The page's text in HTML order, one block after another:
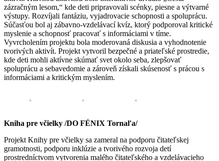
zázračným lesom,“ kde deti pripravovali scénky, piesne a výtvarné
výstupy. Rozvíjali fantáziu, vyjadrovacie schopnosti a spoluprácu.
Súčasťou bol aj zábavno-vzdelávací kvíz, ktorý podporoval kritické
myslenie a schopnosť pracovať s informáciami v tíme.
Vyvrcholením projektu bola moderovaná diskusia a vyhodnotenie
tvorivých aktivít. Projekt vytvoril bezpečné a priateľské prostredie,
kde deti mohli aktívne skúmať svet okolo seba, zlepšovať
spoluprácu a sebavedomie a zároveň získali skúsenosť s prácou s
informáciami a kritickým myslením.
Kniha pre včielky /DO FÉNIX Tornaľa/
Projekt Knihy pre včielky sa zameral na podporu čitateľskej
gramotnosti, podporu inklúzie a tvorivého rozvoja detí
prostredníctvom vytvorenia malého čitateľského a vzdelávacieho